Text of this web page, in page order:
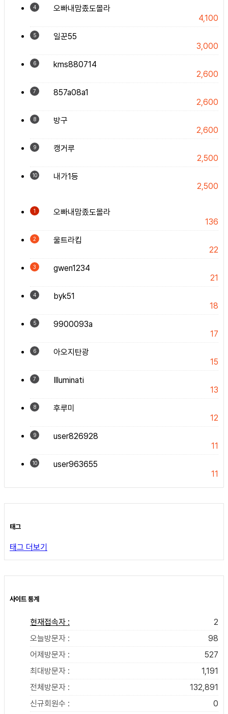
4
오빠내맘좄도몰라
4,100
5
일꾼55
3,000
6
kms880714
2,600
7
857a08a1
2,600
8
방구
2,600
9
캥거루
2,500
10
내가1등
2,500
1
오빠내맘좄도몰라
136
2
울트라킵
22
3
gwen1234
21
4
byk51
18
5
9900093a
17
6
아오지탄광
15
7
Illuminati
13
8
후루미
12
9
user826928
11
10
user963655
11
태그
태그 더보기
사이트 통계
현재접속자 :
2
오늘방문자 :
98
어제방문자 :
527
최대방문자 :
1,191
전체방문자 :
132,891
신규회원수 :
0